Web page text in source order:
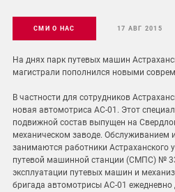
СМИ О НАС 17 АВГ 2015
На днях парк путевых машин
магистрали пополнился новыми
В частности для сотрудников
новая автомотриса АС-01. Этот
подвижной состав выпущен на
механическом заводе. Обслуживанием
занимаются работники Астраханского
путевой машинной станции (СМПС) №
эксплуатации путевых машин и
бригада автомотрисы АС-01 ежедневно